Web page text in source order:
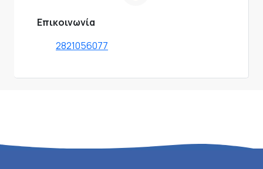
Επικοινωνία
2821056077